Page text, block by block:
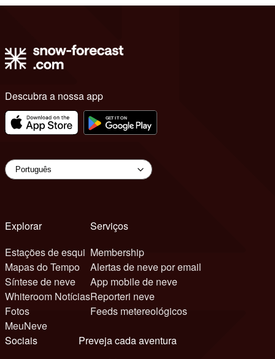
Descubra a nossa app
Explorar
Estações de esqui
Mapas do Tempo
Síntese de neve
Whiteroom Notícias
Fotos
MeuNeve
Serviços
Membership
Alertas de neve por email
App mobile de neve
Reporteri neve
Feeds metereológicos
Sociais
Preveja cada aventura